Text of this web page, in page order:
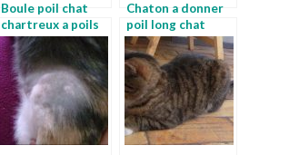
Boule poil chat
chartreux a poils
longs
Chaton a donner
poil long chat
persan noir